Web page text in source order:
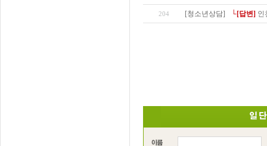
204 [청소년상담] └[답변] 인